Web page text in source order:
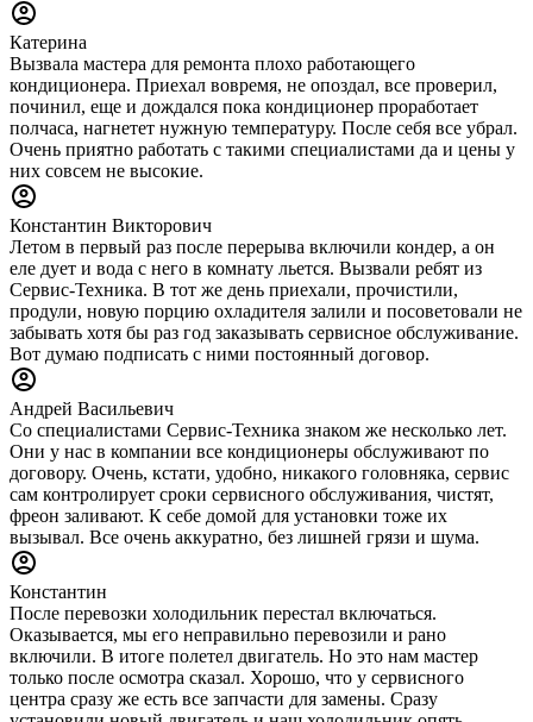
Катерина
Вызвала мастера для ремонта плохо работающего
кондиционера. Приехал вовремя, не опоздал, все проверил,
починил, еще и дождался пока кондиционер проработает
полчаса, нагнетет нужную температуру. После себя все убрал.
Очень приятно работать с такими специалистами да и цены у
них совсем не высокие.
Константин Викторович
Летом в первый раз после перерыва включили кондер, а он
еле дует и вода с него в комнату льется. Вызвали ребят из
Сервис-Техника. В тот же день приехали, прочистили,
продули, новую порцию охладителя залили и посоветовали не
забывать хотя бы раз год заказывать сервисное обслуживание.
Вот думаю подписать с ними постоянный договор.
Андрей Васильевич
Со специалистами Сервис-Техника знаком же несколько лет.
Они у нас в компании все кондиционеры обслуживают по
договору. Очень, кстати, удобно, никакого головняка, сервис
сам контролирует сроки сервисного обслуживания, чистят,
фреон заливают. К себе домой для установки тоже их
вызывал. Все очень аккуратно, без лишней грязи и шума.
Константин
После перевозки холодильник перестал включаться.
Оказывается, мы его неправильно перевозили и рано
включили. В итоге полетел двигатель. Но это нам мастер
только после осмотра сказал. Хорошо, что у сервисного
центра сразу же есть все запчасти для замены. Сразу